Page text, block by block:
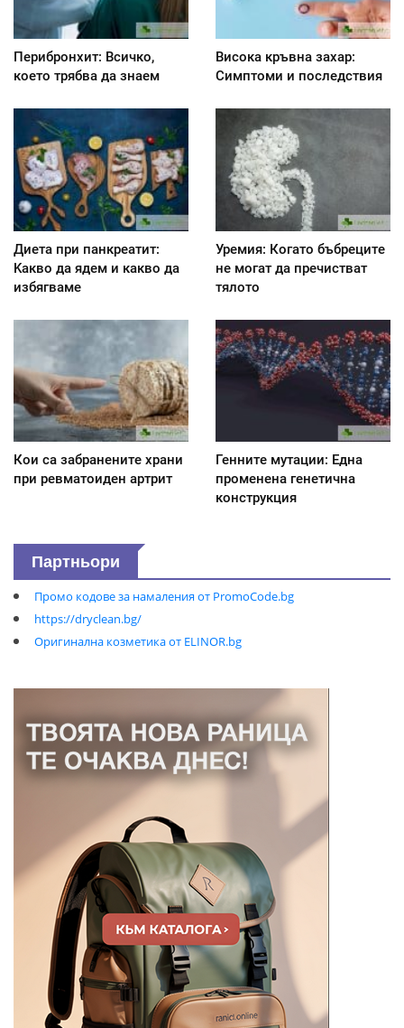
Перибронхит: Всичко,
което трябва да знаем
Висока кръвна захар:
Симптоми и последствия
Диета при панкреатит:
Kакво да ядем и какво да
избягваме
Уремия: Когато бъбреците
не могат да пречистват
тялото
Кои са забранените храни
при ревматоиден артрит
Генните мутации: Една
променена генетична
конструкция
Партньори
Промо кодове за намаления от PromoCode.bg
https://dryclean.bg/
Оригинална козметика от ELINOR.bg